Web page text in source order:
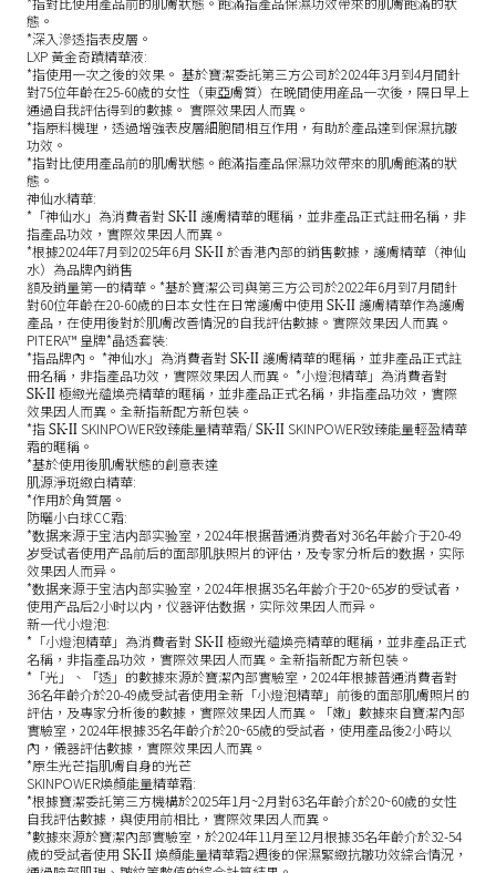
態。
*深入滲透指表皮層。
LXP 黃金奇蹟精華液:
*指使用一次之後的效果。 基於寶潔委託第三方公司於2024年3月到4月間針
對75位年齡在25-60歲的女性（東亞膚質）在晚間使用産品一次後，隔日早上
通過自我評估得到的數據。 實際效果因人而異。
*指原料機理，透過增強表皮層細胞間相互作用，有助於產品達到保濕抗皺
功效。
*指對比使用產品前的肌膚狀態。飽滿指產品保濕功效帶來的肌膚飽滿的狀
態。
神仙水精華:
*「神仙水」為消費者對SK-II 護膚精華的暱稱，並非產品正式註冊名稱，非
指產品功效，實際效果因人而異。
*根據2024年7月到2025年6月 SK-II於香港內部的銷售數據，護膚精華（神仙
水）為品牌內銷售
額及銷量第一的精華。*基於寶潔公司與第三方公司於2022年6月到7月間針
對60位年齡在20-60歲的日本女性在日常護膚中使用 SK-II 護膚精華作為護膚
產品，在使用後對於肌膚改善情況的自我評估數據。實際效果因人而異。
PITERA™ 皇牌*晶透套裝:
*指品牌內。 *神仙水」為消費者對SK-II 護膚精華的暱稱，並非產品正式註
冊名稱，非指產品功效，實際效果因人而異。 *小燈泡精華」為消費者對
SK-II極緻光蘊煥亮精華的暱稱，並非產品正式名稱，非指產品功效，實際
效果因人而異。全新指新配方新包裝。
*指SK-IISKINPOWER致臻能量精華霜/SK-IISKINPOWER致臻能量輕盈精華
霜的暱稱。
*基於使用後肌膚狀態的創意表達
肌源淨斑緻白精華:
*作用於角質層。
防曬小白球CC霜:
*数据来源于宝洁内部实验室，2024年根据普通消费者对36名年龄介于20-49
岁受试者使用产品前后的面部肌肤照片的评估，及专家分析后的数据，实际
效果因人而异。
*数据来源于宝洁内部实验室，2024年根据35名年龄介于20~65岁的受试者，
使用产品后2小时以内，仪器评估数据，实际效果因人而异。
新一代小燈泡:
*「小燈泡精華」為消費者對SK-II極緻光蘊煥亮精華的暱稱，並非產品正式
名稱，非指產品功效，實際效果因人而異。全新指新配方新包裝。
*「光」、「透」的數據來源於寶潔內部實驗室，2024年根據普通消費者對
36名年齡介於20-49歲受試者使用全新「小燈泡精華」前後的面部肌膚照片的
評估，及專家分析後的數據，實際效果因人而異。「嫩」數據來自寶潔內部
實驗室，2024年根據35名年齡介於20~65歲的受試者，使用產品後2小時以
內，儀器評估數據，實際效果因人而異。
*原生光芒指肌膚自身的光芒
SKINPOWER煥顏能量精華霜:
*根據寶潔委託第三方機構於2025年1月~2月對63名年齡介於20~60歲的女性
自我評估數據，與使用前相比，實際效果因人而異。
*數據來源於寶潔內部實驗室，於2024年11月至12月根據35名年齡介於32-54
歲的受試者使用 SK-II煥顏能量精華霜2週後的保濕緊緻抗皺功效綜合情況，